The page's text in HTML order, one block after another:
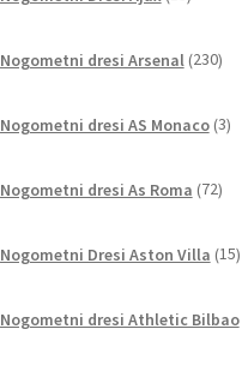
izdelkov
Nogometni dresi Arsenal 230
Nogometni dresi AS Monaco 3
Nogometni dresi As Roma 72
Nogometni Dresi Aston Villa 15
Nogometni dresi Athletic Bilbao